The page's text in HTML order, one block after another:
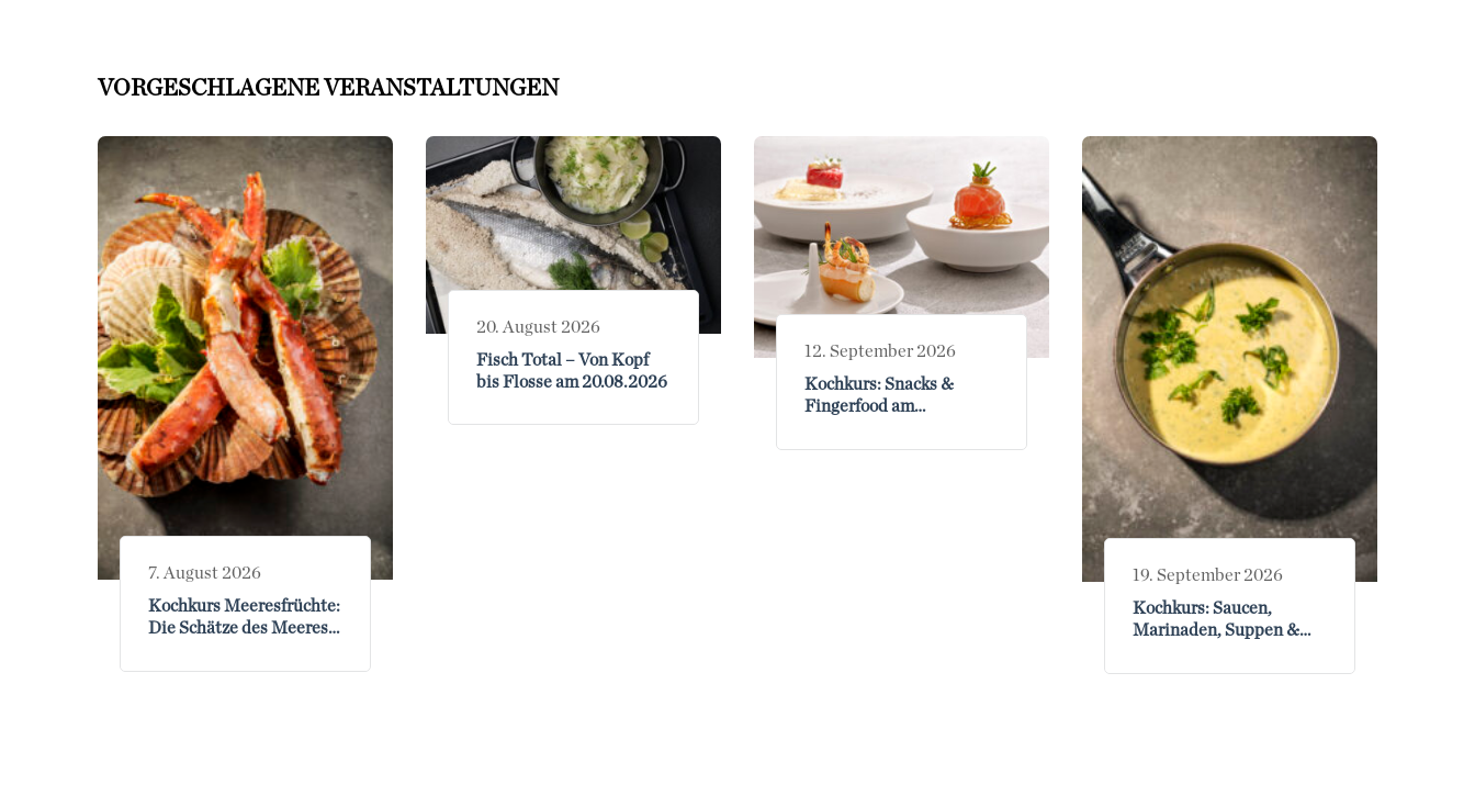
VORGESCHLAGENE VERANSTALTUNGEN
7. August 2026
Kochkurs Meeresfrüchte:
Die Schätze des Meeres
20. August 2026
Fisch Total – Von Kopf
bis Flosse am 20.08.2026
12. September 2026
Kochkurs: Snacks &
Fingerfood am
19. September 2026
Kochkurs: Saucen,
Marinaden, Suppen &
19.09.2026